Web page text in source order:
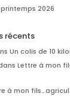
2026
récents
Un colis de 10
Lettre à mon
à mon